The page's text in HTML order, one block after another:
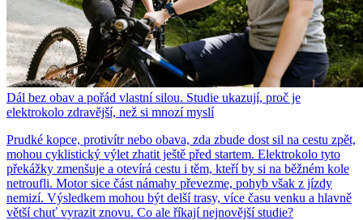
Dál bez obav a pořád vlastní silou. Studie ukazují, proč je
elektrokolo zdravější, než si mnozí myslí
Prudké kopce, protivítr nebo obava, zda zbude dost sil na cestu zpět,
mohou cyklistický výlet zhatit ještě před startem. Elektrokolo tyto
překážky zmenšuje a otevírá cestu i těm, kteří by si na běžném kole
netroufli. Motor sice část námahy převezme, pohyb však z jízdy
nemizí. Výsledkem mohou být delší trasy, více času venku a hlavně
větší chuť vyrazit znovu. Co ale říkají nejnovější studie?